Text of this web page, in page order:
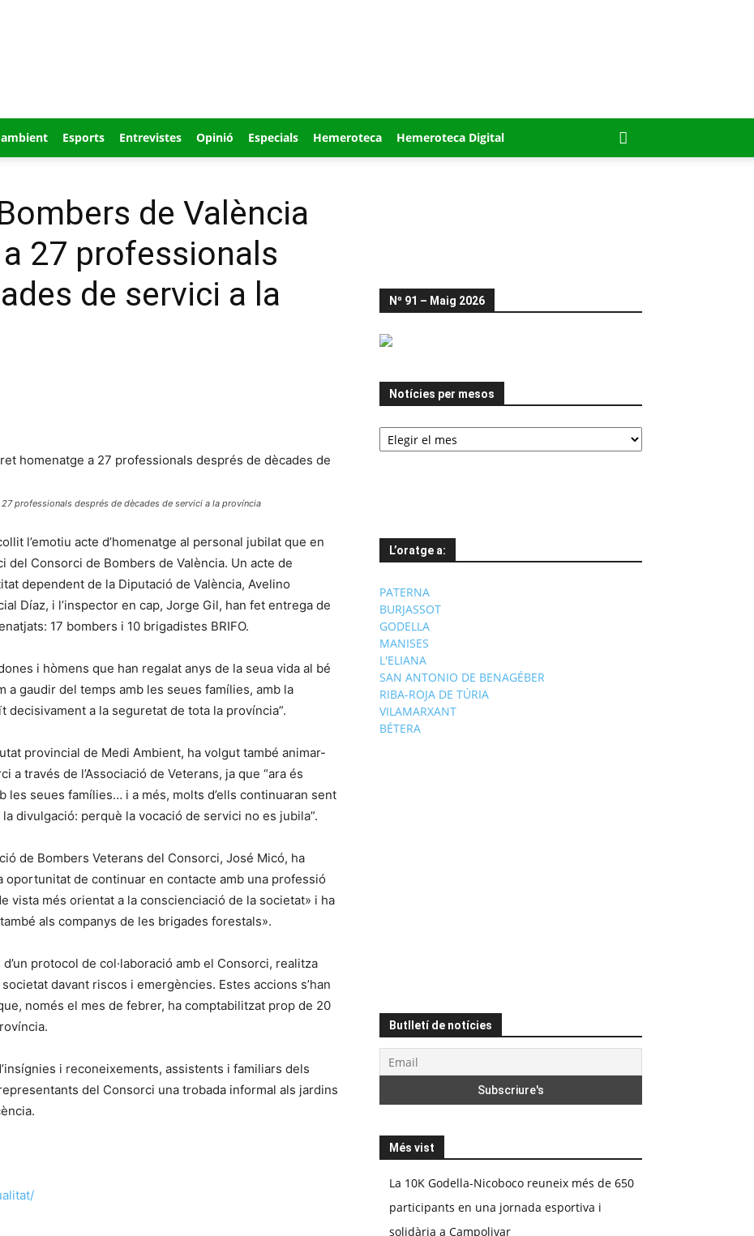
Esports Entrevistes Opinió Especials Hemeroteca Hemeroteca Digital
de València
27 professionals
de servici a la
professionals després de dècades de servici a la província
l’emotiu acte d’homenatge al personal jubilat que en
Consorci de Bombers de València. Un acte de
dependent de la Diputació de València, Avelino
Díaz, i l’inspector en cap, Jorge Gil, han fet entrega de
17 bombers i 10 brigadistes BRIFO.
i hòmens que han regalat anys de la seua vida al bé
a gaudir del temps amb les seues famílies, amb la
a la seguretat de tota la província”.
provincial de Medi Ambient, ha volgut també animar-
través de l’Associació de Veterans, ja que “ara és
les seues famílies… i a més, molts d’ells continuaran sent
divulgació: perquè la vocació de servici no es jubila”.
de Bombers Veterans del Consorci, José Micó, ha
oportunitat de continuar en contacte amb una professió
vista més orientat a la conscienciació de la societat» i ha
als companys de les brigades forestals».
protocol de col·laboració amb el Consorci, realitza
davant riscos i emergències. Estes accions s’han
només el mes de febrer, ha comptabilitzat prop de 20
i reconeixements, assistents i familiars dels
del Consorci una trobada informal als jardins
Nº 91 – Maig 2026
Notícies per mesos
Notícies
per
L’oratge a:
PATERNA
BURJASSOT
GODELLA
MANISES
L'ELIANA
SAN ANTONIO DE BENAGÉBER
RIBA-ROJA DE TÚRIA
VILAMARXANT
BÉTERA
Butlletí de notícies
Més vist
La 10K Godella-Nicoboco reuneix més de 650
participants en una jornada esportiva i
solidària a Campolivar